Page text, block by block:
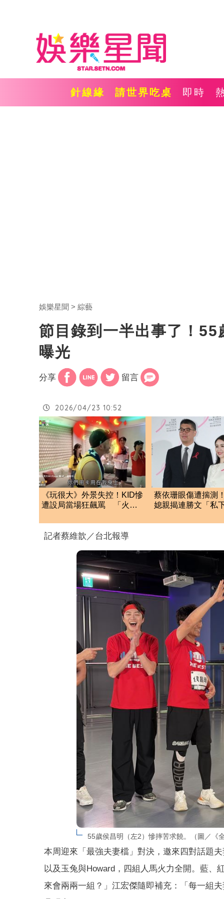
針線緣 請世界吃桌 即時
娛樂星聞 綜藝
節目錄到一半出事了！
曝光
分享 留言
2026/04/23 10:52
《玩很大》外景失控！KID慘
遭設局當場狂飆罵 「火爆
蔡依珊眼傷遭揣測
媳親揭連勝文「私
記者蔡維歆／台北報導
55歲侯昌明（左2）慘摔苦求饒。（圖／《
本周迎來「最強夫妻檔」對決，邀來四對話題
以及玉兔與Howard，四組人馬火力全開。藍、
來會兩兩一組？」江宏傑隨即補充：「每一組